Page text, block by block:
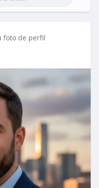
foto de perfil